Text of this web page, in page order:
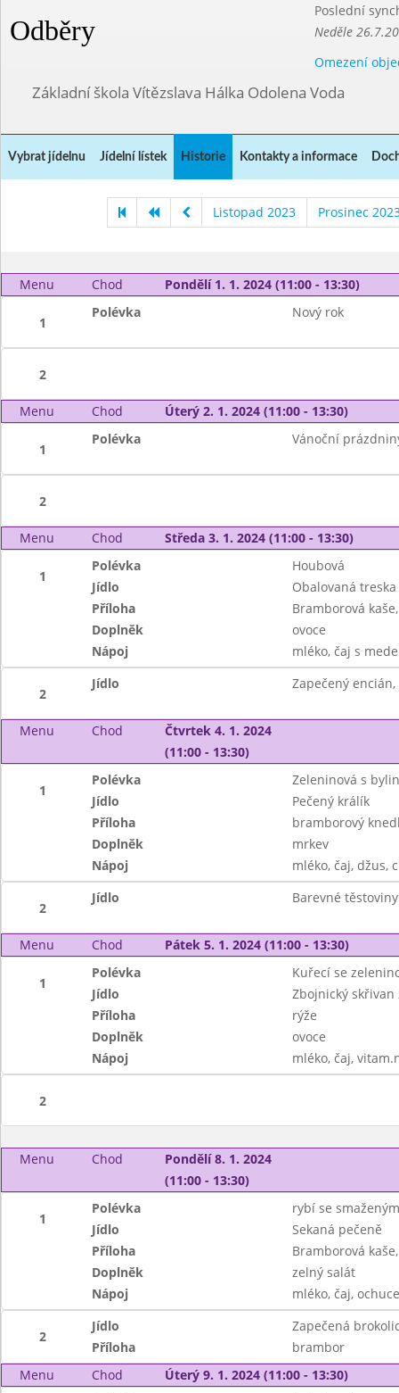
Odběry
Poslední
Neděle
Omezení
Základní škola Vítězslava Hálka Odolena Voda
Vybrat jídelnu Jídelní lístek Historie Kontakty a informace
Listopad 2023 Prosinec
Menu Chod Pondělí 1. 1. 2024 (11:00 - 13:30)
1
Polévka Nový rok
2
Menu Chod Úterý 2. 1. 2024 (11:00 - 13:30)
1
Polévka Vánoční
2
Menu Chod Středa 3. 1. 2024 (11:00 - 13:30)
1
Polévka
Houbová
Jídlo
Obalovaná treska
Příloha
Bramborová
Doplněk
ovoce
Nápoj
mléko, čaj s
2
Jídlo Zapečený
Menu Chod
Čtvrtek 4. 1. 2024
(11:00 - 13:30)
1
Polévka
Zeleninová s
Jídlo
Pečený králík
Příloha
bramborový
Doplněk
mrkev
Nápoj
mléko, čaj, džus,
2
Jídlo Barevné
Menu Chod Pátek 5. 1. 2024 (11:00 - 13:30)
1
Polévka
Kuřecí se
Jídlo
Zbojnický skřivan
Příloha
rýže
Doplněk
ovoce
Nápoj
mléko, čaj,
2
Menu Chod
Pondělí 8. 1. 2024
(11:00 - 13:30)
1
Polévka
rybí se
Jídlo
Sekaná pečeně
Příloha
Bramborová
Doplněk
zelný salát
Nápoj
mléko, čaj,
2
Jídlo
Zapečená
Příloha
brambor
Menu
Chod Úterý 9. 1. 2024 (11:00 - 13:30)